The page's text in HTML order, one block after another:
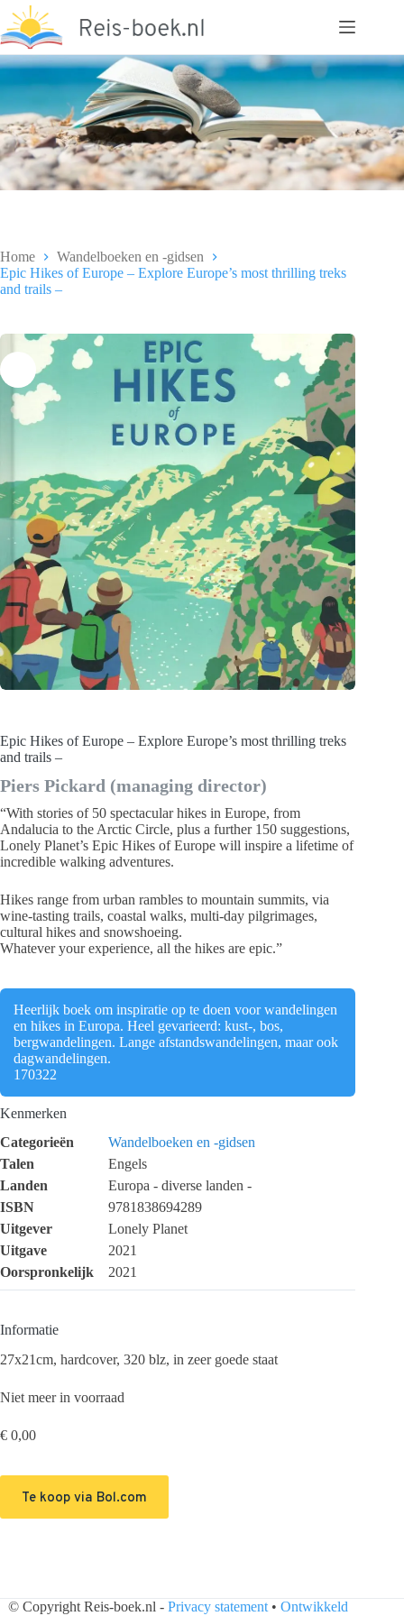
naar
de
inhoud
Home
Wandelboeken en -gidsen
Epic Hikes of Europe – Explore Europe’s most thrilling treks
and trails –
Epic Hikes of Europe – Explore Europe’s most thrilling treks
and trails –
Piers Pickard (managing director)
“With stories of 50 spectacular hikes in Europe, from
Andalucia to the Arctic Circle, plus a further 150 suggestions,
Lonely Planet’s Epic Hikes of Europe will inspire a lifetime of
incredible walking adventures.
Hikes range from urban rambles to mountain summits, via
wine-tasting trails, coastal walks, multi-day pilgrimages,
cultural hikes and snowshoeing.
Whatever your experience, all the hikes are epic.”
Heerlijk boek om inspiratie op te doen voor wandelingen
en hikes in Europa. Heel gevarieerd: kust-, bos,
bergwandelingen. Lange afstandswandelingen, maar ook
dagwandelingen.
170322
Kenmerken
Categorieën
Wandelboeken en -gidsen
Talen
Engels
Landen
Europa - diverse landen -
ISBN
9781838694289
Uitgever
Lonely Planet
Uitgave
2021
Oorspronkelijk
2021
Informatie
27x21cm, hardcover, 320 blz, in zeer goede staat
Niet meer in voorraad
€ 0,00
Te koop via Bol.com
© Copyright Reis-boek.nl - Privacy statement • Ontwikkeld